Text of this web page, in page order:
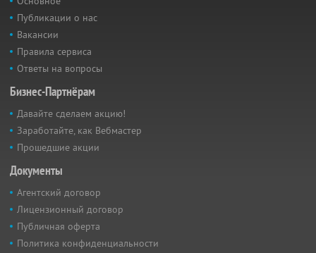
Публикации о нас
Вакансии
Правила сервиса
Ответы на вопросы
Бизнес-Партнёрам
Давайте сделаем акцию!
Заработайте, как Вебмастер
Прошедшие акции
Документы
Агентский договор
Лицензионный договор
Публичная оферта
Политика конфиденциальности